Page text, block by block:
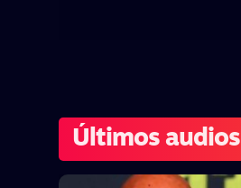
Últimos audios